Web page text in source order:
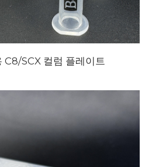
C8/SCX 컬럼 플레이트